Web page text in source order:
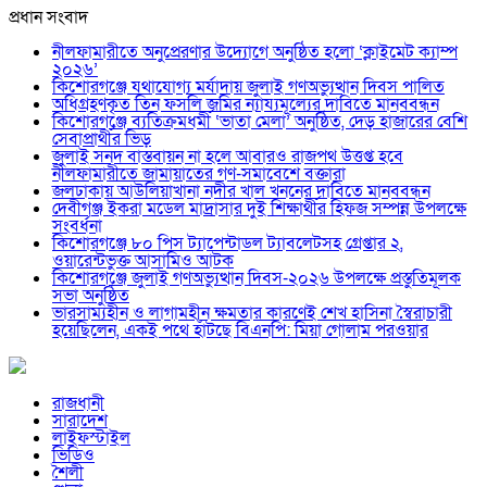
প্রধান সংবাদ
নীলফামারীতে অনুপ্রেরণার উদ্যোগে অনুষ্ঠিত হলো ‘ক্লাইমেট ক্যাম্প
২০২৬’
কিশোরগঞ্জে যথাযোগ্য মর্যাদায় জুলাই গণঅভ্যুত্থান দিবস পালিত
অধিগ্রহণকৃত তিন ফসলি জমির ন্যায্যমূল্যের দাবিতে মানববন্ধন
কিশোরগঞ্জে ব্যতিক্রমধর্মী ‘ভাতা মেলা’ অনুষ্ঠিত, দেড় হাজারের বেশি
সেবাপ্রার্থীর ভিড়
জুলাই সনদ বাস্তবায়ন না হলে আবারও রাজপথ উত্তপ্ত হবে
নীলফামারীতে জামায়াতের গণ-সমাবেশে বক্তারা
জলঢাকায় আউলিয়াখানা নদীর খাল খননের দাবিতে মানববন্ধন
দেবীগঞ্জ ইকরা মডেল মাদ্রাসার দুই শিক্ষার্থীর হিফজ সম্পন্ন উপলক্ষে
সংবর্ধনা
কিশোরগঞ্জে ৮০ পিস ট্যাপেন্টাডল ট্যাবলেটসহ গ্রেপ্তার ২,
ওয়ারেন্টভুক্ত আসামিও আটক
কিশোরগঞ্জে জুলাই গণঅভ্যুত্থান দিবস-২০২৬ উপলক্ষে প্রস্তুতিমূলক
সভা অনুষ্ঠিত
ভারসাম্যহীন ও লাগামহীন ক্ষমতার কারণেই শেখ হাসিনা স্বৈরাচারী
হয়েছিলেন, একই পথে হাঁটছে বিএনপি: মিয়া গোলাম পরওয়ার
রাজধানী
সারাদেশ
লাইফস্টাইল
ভিডিও
শৈলী